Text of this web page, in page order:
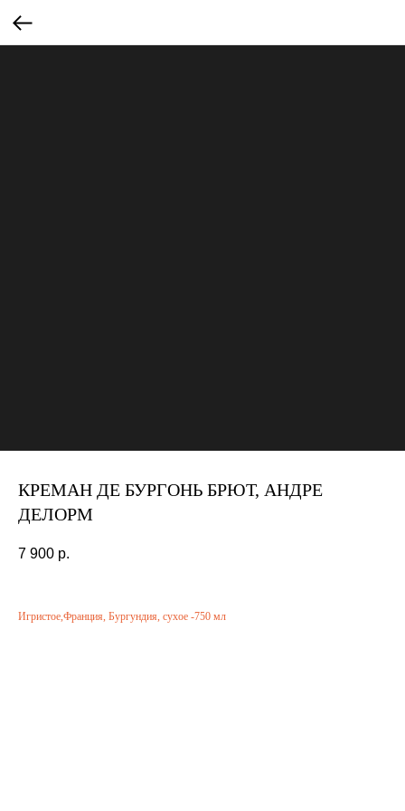
КРЕМАН ДЕ БУРГОНЬ БРЮТ, АНДРЕ
ДЕЛОРМ
7 900 р.
Игристое,Франция, Бургундия, сухое -750 мл